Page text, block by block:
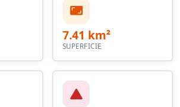
7.41 km²
SUPERFICIE